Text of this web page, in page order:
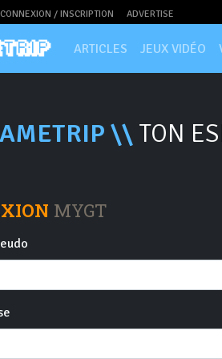
CONNEXION / INSCRIPTION ADVERTISE
ARTICLES JEUX VIDÉO
\\ TON
MYGT